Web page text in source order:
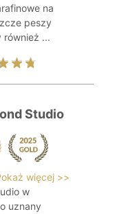
na
peszy
również ...
Studio
więcej >>
w
uznany